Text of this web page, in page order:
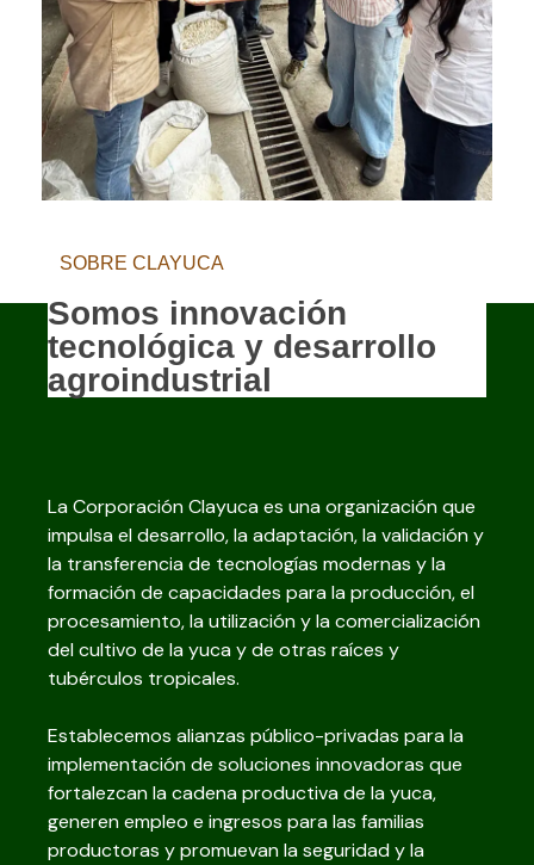
SOBRE CLAYUCA
Somos innovación
tecnológica y desarrollo
agroindustrial
La Corporación Clayuca es una organización que
impulsa el desarrollo, la adaptación, la validación y
la transferencia de tecnologías modernas y la
formación de capacidades para la producción, el
procesamiento, la utilización y la comercialización
del cultivo de la yuca y de otras raíces y
tubérculos tropicales.
Establecemos alianzas público-privadas para la
implementación de soluciones innovadoras que
fortalezcan la cadena productiva de la yuca,
generen empleo e ingresos para las familias
productoras y promuevan la seguridad y la